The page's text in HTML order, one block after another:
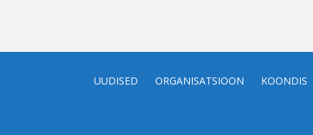
UUDISED ORGANISATSIOON KOONDIS